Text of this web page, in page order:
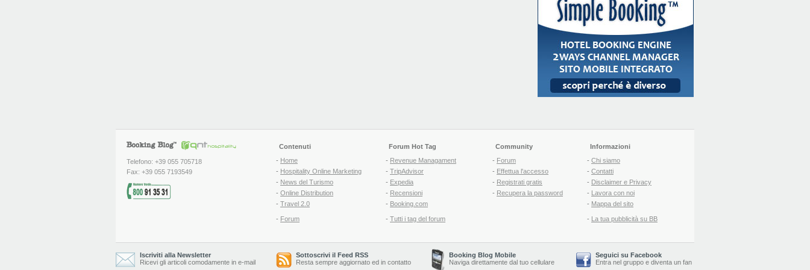
Telefono: +39 055 705718
Fax: +39 055 7193549
Contenuti
- Home
- Hospitality Online Marketing
- News del Turismo
- Online Distribution
- Travel 2.0
- Forum
Forum Hot Tag
- Revenue Managament
- TripAdvisor
- Expedia
- Recensioni
- Booking.com
- Tutti i tag del forum
Community
- Forum
- Effettua l'accesso
- Registrati gratis
- Recupera la password
Informazioni
- Chi siamo
- Contatti
- Disclaimer e Privacy
- Lavora con noi
- Mappa del sito
- La tua pubblicità su BB
Iscriviti alla Newsletter
Ricevi gli articoli comodamente in e-mail
Sottoscrivi il Feed RSS
Resta sempre aggiornato ed in contatto
Booking Blog Mobile
Naviga direttamente dal tuo cellulare
Seguici su Facebook
Entra nel gruppo e diventa un fan